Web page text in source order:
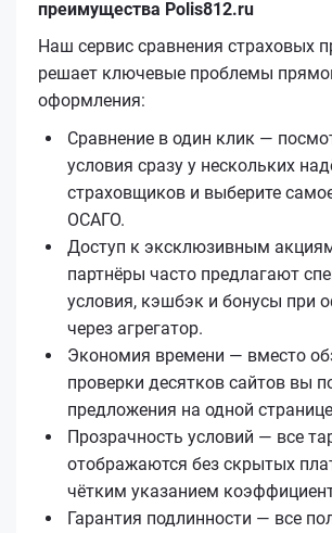
преимущества Polis812.ru
Наш сервис сравнения страховых
решает ключевые проблемы
оформления:
Сравнение в один клик —
условия сразу у нескольких
страховщиков и выберите
ОСАГО.
Доступ к эксклюзивным
партнёры часто предлагают
условия, кэшбэк и бонусы при
через агрегатор.
Экономия времени — вместо
проверки десятков сайтов вы
предложения на одной
Прозрачность условий — все
отображаются без скрытых
чётким указанием
Гарантия подлинности — все